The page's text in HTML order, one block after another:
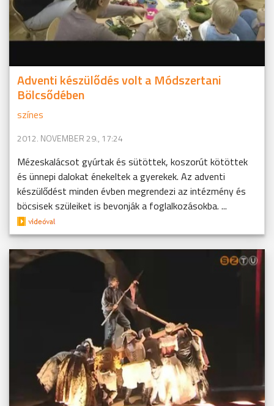
Adventi készülődés volt a Módszertani
Bölcsődében
színes
2012. NOVEMBER 29., 17:24
Mézeskalácsot gyúrtak és sütöttek, koszorút kötöttek
és ünnepi dalokat énekeltek a gyerekek. Az adventi
készülődést minden évben megrendezi az intézmény és
böcsisek szüleiket is bevonják a foglalkozásokba. ...